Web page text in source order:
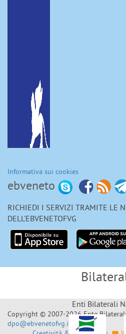
Informativa sui cookies
ebveneto
RICHIEDI I SERVIZI TRAMITE LE
DELL'EBVENETOFVG
Enti Bilaterali
Copyright © 2007-2026 Ente
dpo@ebvenetofvg.it